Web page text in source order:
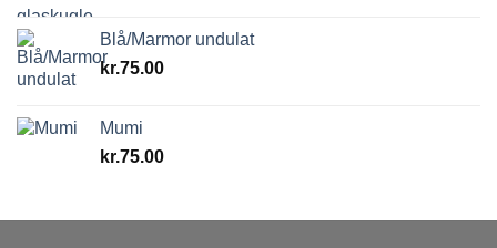
Blå/Marmor undulat
kr.75.00
Mumi
kr.75.00